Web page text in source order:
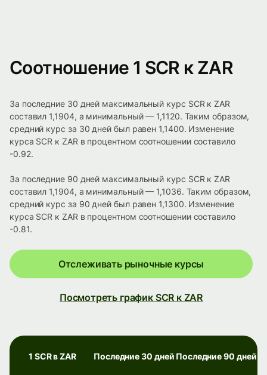
Соотношение 1 SCR к ZAR
За последние 30 дней максимальный курс SCR к ZAR
составил 1,1904, а минимальный — 1,1120. Таким образом,
средний курс за 30 дней был равен 1,1400. Изменение
курса SCR к ZAR в процентном соотношении составило
-0.92.
За последние 90 дней максимальный курс SCR к ZAR
составил 1,1904, а минимальный — 1,1036. Таким образом,
средний курс за 90 дней был равен 1,1300. Изменение
курса SCR к ZAR в процентном соотношении составило
-0.81.
Отслеживать рыночные курсы
Посмотреть график SCR к ZAR
1 SCR в ZAR Последние 30 дней Последние 90 дней